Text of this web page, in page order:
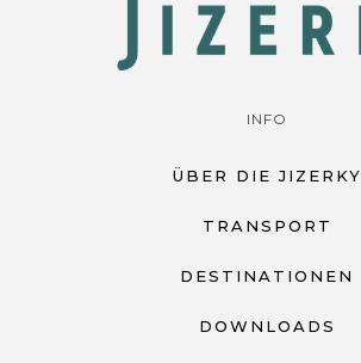
INFO
ÜBER DIE JIZERKY
TRANSPORT
DESTINATIONEN
DOWNLOADS